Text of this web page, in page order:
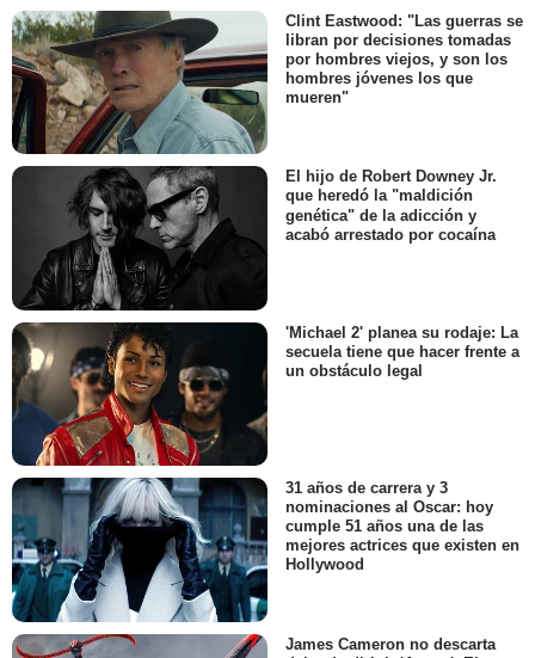
Clint Eastwood: "Las guerras se
libran por decisiones tomadas
por hombres viejos, y son los
hombres jóvenes los que
mueren"
El hijo de Robert Downey Jr.
que heredó la "maldición
genética" de la adicción y
acabó arrestado por cocaína
'Michael 2' planea su rodaje: La
secuela tiene que hacer frente a
un obstáculo legal
31 años de carrera y 3
nominaciones al Oscar: hoy
cumple 51 años una de las
mejores actrices que existen en
Hollywood
James Cameron no descarta